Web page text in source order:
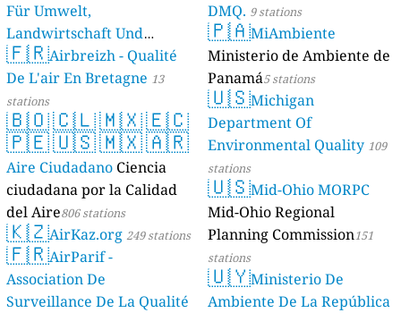
Für Umwelt,
Landwirtschaft Und
Geologie) 50 stations
🇫🇷Airbreizh - Qualité
De L'air En Bretagne 13
stations
🇧🇴🇨🇱🇲🇽🇪🇨
🇵🇪🇺🇸🇲🇽🇦🇷
Aire Ciudadano Ciencia
ciudadana por la Calidad
del Aire806 stations
🇰🇿AirKaz.org 249 stations
🇫🇷AirParif -
Association De
Surveillance De La Qualité
DMQ. 9 stations
🇵🇦MiAmbiente
Ministerio de Ambiente de
Panamá5 stations
🇺🇸Michigan
Department Of
Environmental Quality 109
stations
🇺🇸Mid-Ohio MORPC
Mid-Ohio Regional
Planning Commission151
stations
🇺🇾Ministerio De
Ambiente De La República